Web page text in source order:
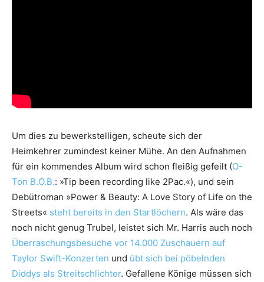
Um dies zu bewerkstelligen, scheute sich der
Heimkehrer zumindest keiner Mühe. An den Aufnahmen
für ein kommendes Album wird schon fleißig gefeilt (O-
Ton B.O.B.: »Tip been recording like 2Pac.«), und sein
Debütroman »Power & Beauty: A Love Story of Life on the
Streets« steht bereits in den Startlöchern. Als wäre das
noch nicht genug Trubel, leistet sich Mr. Harris auch noch
Überraschungsbesuche vor 14.000 Zuschauern auf
Taylor Swift-Konzerten und übt sich bei pöbelnden
Diddys als Streitschlichter. Gefallene Könige müssen sich